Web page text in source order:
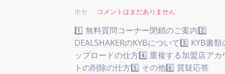
ホセ コメントはまだありません
1️⃣ 無料質問コーナー閉鎖のご案内2️⃣
DEALSHAKERのKYBについて3️⃣ KYB書類
ップロードの仕方4️⃣ 重複する加盟店アカ
トの削除の仕方5️⃣ その他6️⃣ 質疑応答